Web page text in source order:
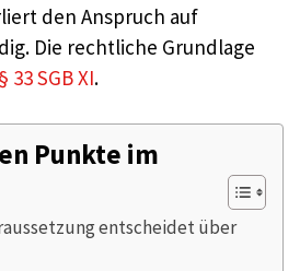
den Anspruch auf
Die rechtliche Grundlage
§ 33 SGB XI.
Punkte im
entscheidet über